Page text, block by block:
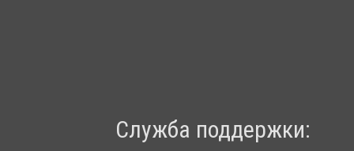
Служба поддержки: